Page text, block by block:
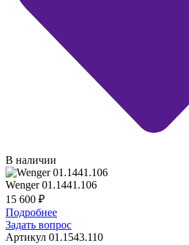
В наличии
Wenger 01.1441.106
15 600 ₽
Подробнее
Задать вопрос
Артикул 01.1543.110